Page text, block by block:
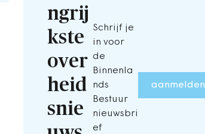
ngrij
kste
over
heid
snie
Schrijf je
in voor
de
Binnenla
nds
Bestuur
nieuwsbri
ef
aanmelden